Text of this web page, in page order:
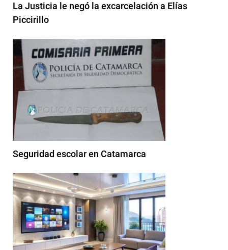
La Justicia le negó la excarcelación a Elías
Piccirillo
Seguridad escolar en Catamarca